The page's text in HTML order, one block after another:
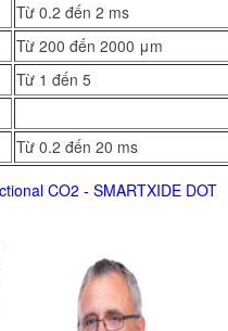
Từ 0.2 đến 2 ms
Từ 200 đến 2000 μm
Từ 1 đến 5
Từ 0.2 đến 20 ms
CO2 - SMARTXIDE DOT